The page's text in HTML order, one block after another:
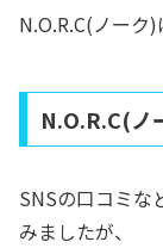
N.O.R.C(ノーク
N.O.R.C(ノ
SNSの口コミな
みましたが、